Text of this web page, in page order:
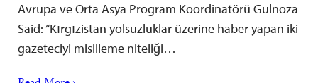
Avrupa ve Orta Asya Program Koordinatörü Gulnoza
Said: “Kırgızistan yolsuzluklar üzerine haber yapan iki
gazeteciyi misilleme niteliği…